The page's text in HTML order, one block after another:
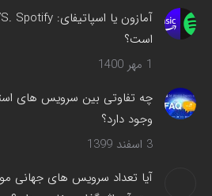
می‌شود
است؟
1 مهر 1400
چه تفاوتی بین سرویس های
وجود دارد؟
3 اسفند 1399
آیا تعداد سرویس های جهانی